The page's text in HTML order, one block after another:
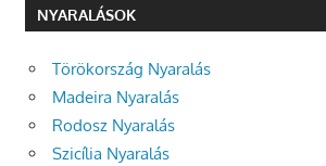
NYARALÁSOK
Törökország Nyaralás
Madeira Nyaralás
Rodosz Nyaralás
Szicília Nyaralás